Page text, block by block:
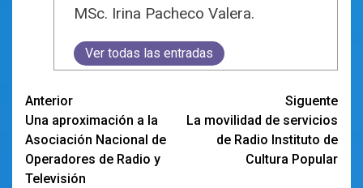
MSc. Irina Pacheco Valera.
Ver todas las entradas
Navegación
de
entradas
Anterior
Una aproximación a la
Asociación Nacional de
Operadores de Radio y
Televisión
Siguente
La movilidad de servicios
de Radio Instituto de
Cultura Popular